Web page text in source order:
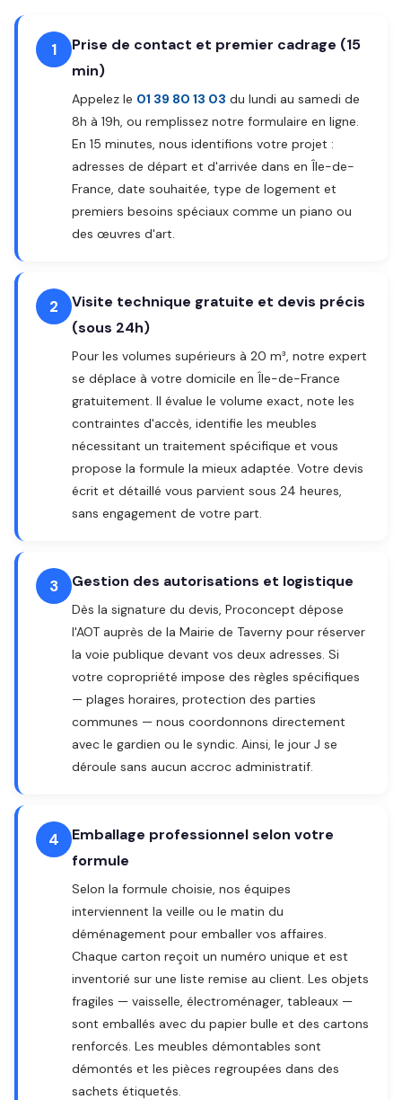
1
Prise de contact et premier cadrage (15
min)
Appelez le 01 39 80 13 03 du lundi au samedi de
8h à 19h, ou remplissez notre formulaire en ligne.
En 15 minutes, nous identifions votre projet :
adresses de départ et d'arrivée dans en Île-de-
France, date souhaitée, type de logement et
premiers besoins spéciaux comme un piano ou
des œuvres d'art.
2
Visite technique gratuite et devis précis
(sous 24h)
Pour les volumes supérieurs à 20 m³, notre expert
se déplace à votre domicile en Île-de-France
gratuitement. Il évalue le volume exact, note les
contraintes d'accès, identifie les meubles
nécessitant un traitement spécifique et vous
propose la formule la mieux adaptée. Votre devis
écrit et détaillé vous parvient sous 24 heures,
sans engagement de votre part.
3 Gestion des autorisations et logistique
Dès la signature du devis, Proconcept dépose
l'AOT auprès de la Mairie de Taverny pour réserver
la voie publique devant vos deux adresses. Si
votre copropriété impose des règles spécifiques
— plages horaires, protection des parties
communes — nous coordonnons directement
avec le gardien ou le syndic. Ainsi, le jour J se
déroule sans aucun accroc administratif.
4
Emballage professionnel selon votre
formule
Selon la formule choisie, nos équipes
interviennent la veille ou le matin du
déménagement pour emballer vos affaires.
Chaque carton reçoit un numéro unique et est
inventorié sur une liste remise au client. Les objets
fragiles — vaisselle, électroménager, tableaux —
sont emballés avec du papier bulle et des cartons
renforcés. Les meubles démontables sont
démontés et les pièces regroupées dans des
sachets étiquetés.